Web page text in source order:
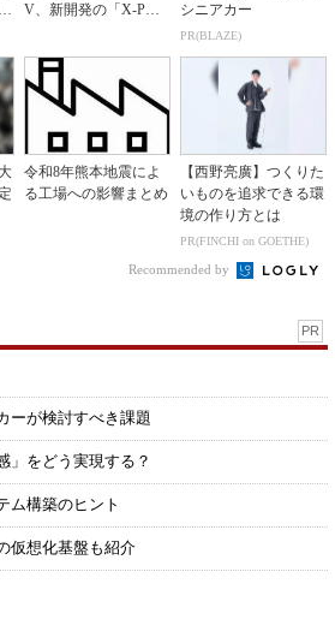
V、新開発の「X-PAC
シニアカー
PR(BLAZE)
令和8年熊本地震によ
る工場への影響まとめ
【西野亮廣】つくりた
いものを追求できる環
境の作り方とは
PR(FINCHI on GOETHE)
Recommended by
PR
ーが検討すべき課題
」をどう実現する？
ム構築のヒント
仮想化基盤も紹介